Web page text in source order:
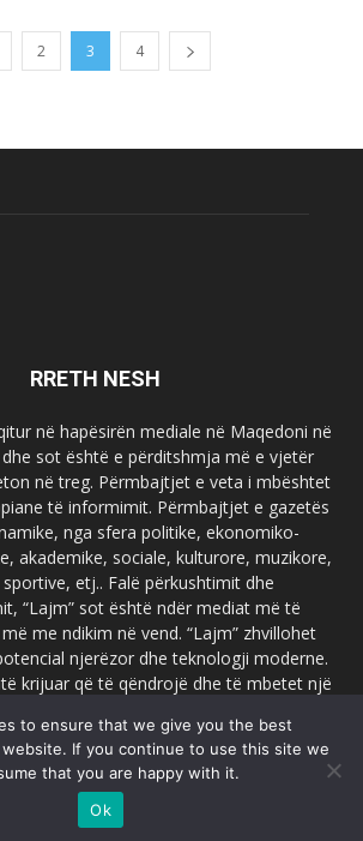
2 3 4
RRETH NESH
në hapësirën mediale në Maqedoni në
sot është e përditshmja më e vjetër
në treg. Përmbajtjet e veta i mbështet
të informimit. Përmbajtjet e gazetës
nga sfera politike, ekonomiko-
akademike, sociale, kulturore, muzikore,
etj.. Falë përkushtimit dhe
“Lajm” sot është ndër mediat më të
me ndikim në vend. “Lajm” zhvillohet
njerëzor dhe teknologji moderne.
krijuar që të qëndrojë dhe të mbetet një
“Lajm”, www.lajmpress.org është një
më të njohur në Maqedoni.
lajm.sk@gmail.com
to ensure that we give you the best
If you continue to use this site we
that you are happy with it.
Ok